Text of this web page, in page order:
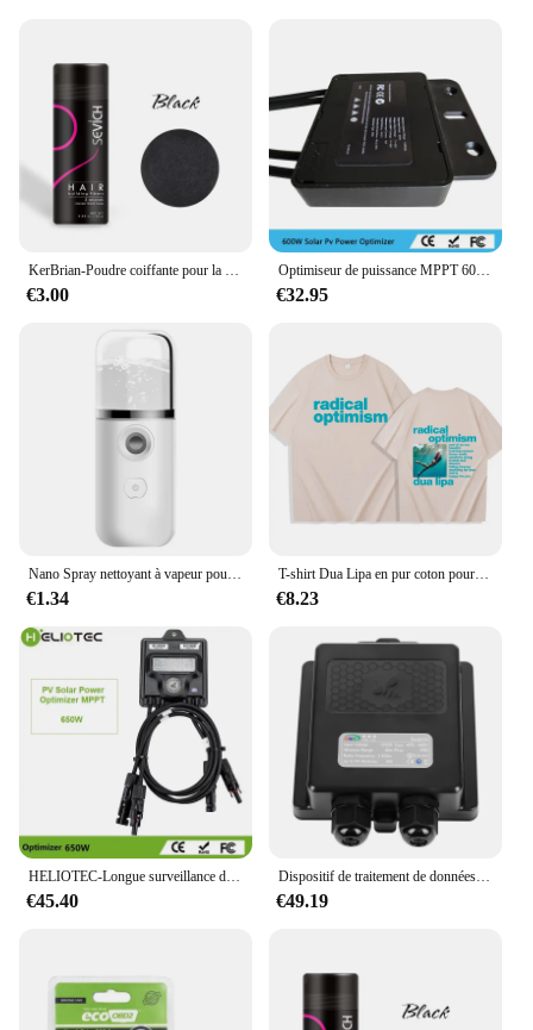
€3.00
Optimiseur de puissance MPPT 600W optimiseur de puissance module intégré niveau fonction PV nouvel optimiseur solaire 600W optimiseur
€32.95
€1.34
T-shirt Dua Lipa en pur coton pour hommes et femmes, décontracté, à manches courtes, avec optimisme radical, Harajuku, été
€8.23
HELIOTEC-Longue surveillance de panneau solaire en temps réel, optimiseur de puissance, MPPT, entrée 12V-75V, Ip68, limite la tension, anti-point d'accès, 650W
€45.40
Dispositif de traitement de données solaires, arrêt local ou à distance, dispositif d'agrégation de données longues et moniteur long, optimiseur d'énergie solaire
€49.19